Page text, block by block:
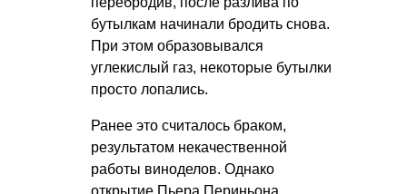
бутылкам начинали бродить снова.
При этом образовывался
углекислый газ, некоторые бутылки
просто лопались.
Ранее это считалось браком,
результатом некачественной
работы виноделов. Однако
открытие Пьера Периньона